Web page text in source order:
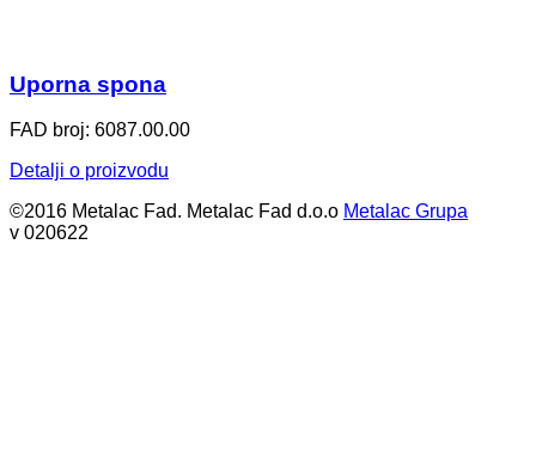
Uporna spona
FAD broj: 6087.00.00
Detalji o proizvodu
©2016 Metalac Fad. Metalac Fad d.o.o Metalac Grupa
v 020622